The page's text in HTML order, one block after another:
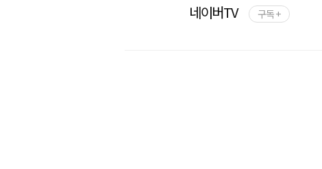
네이버TV 구독 +